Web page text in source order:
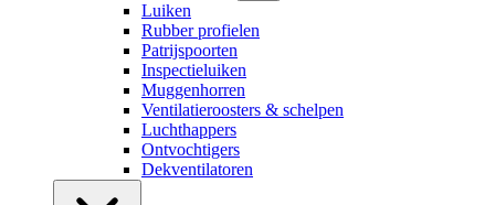
Luiken
Rubber profielen
Patrijspoorten
Inspectieluiken
Muggenhorren
Ventilatieroosters & schelpen
Luchthappers
Ontvochtigers
Dekventilatoren